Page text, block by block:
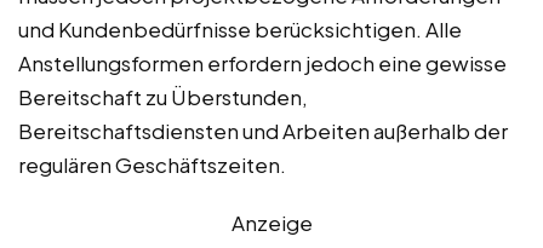
und Kundenbedürfnisse berücksichtigen. Alle
Anstellungsformen erfordern jedoch eine gewisse
Bereitschaft zu Überstunden,
Bereitschaftsdiensten und Arbeiten außerhalb der
regulären Geschäftszeiten.
Anzeige